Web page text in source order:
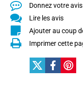
Donnez votre avis
Lire les avis
Ajouter au coup
Imprimer cette